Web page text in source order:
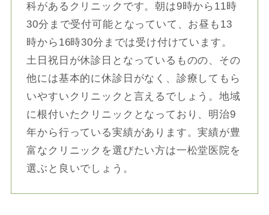
科があるクリニックです。朝は9時から11時
30分まで受付可能となっていて、お昼も13
時から16時30分までは受け付けています。
土日祝日が休診日となっているものの、その
他には基本的に休診日がなく、診療してもら
いやすいクリニックと言えるでしょう。地域
に根付いたクリニックとなっており、明治9
年から行っている実績があります。実績が豊
富なクリニックを選びたい方は一松堂医院を
選ぶと良いでしょう。